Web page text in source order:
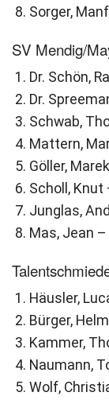
Sorger,
SV Mendig/
Dr. Schön,
Dr.
Schwab,
Mattern,
Göller,
Scholl,
Junglas,
Mas, Jean
Häusler,
Bürger,
Kammer,
Naumann,
Wolf,